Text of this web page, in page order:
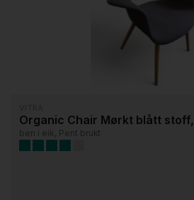
Organic Chair Mørkt blått stoff,
ben i eik, Pent brukt